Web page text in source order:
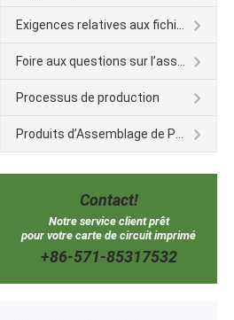
Processus de production
Contact!
Notre service client prêt
pour votre carte de circuit imprimé
+86-571-85317532